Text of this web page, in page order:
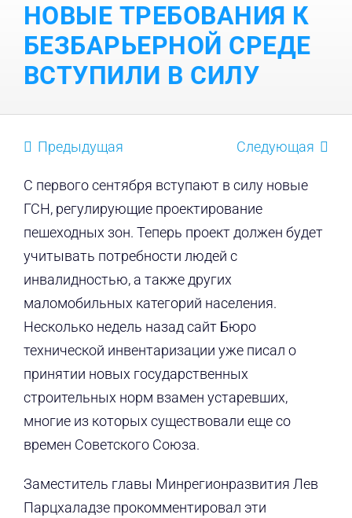
наши
НОВЫЕ ТРЕБОВАНИЯ К
БЕЗБАРЬЕРНОЙ СРЕДЕ
ВСТУПИЛИ В СИЛУ
Предыдущая Следующая
С первого сентября вступают в силу новые
ГСН, регулирующие проектирование
пешеходных зон. Теперь проект должен будет
учитывать потребности людей с
инвалидностью, а также других
маломобильных категорий населения.
Несколько недель назад сайт Бюро
технической инвентаризации уже писал о
принятии новых государственных
строительных норм взамен устаревших,
многие из которых существовали еще со
времен Советского Союза.
Заместитель главы Минрегионразвития Лев
Парцхаладзе прокомментировал эти